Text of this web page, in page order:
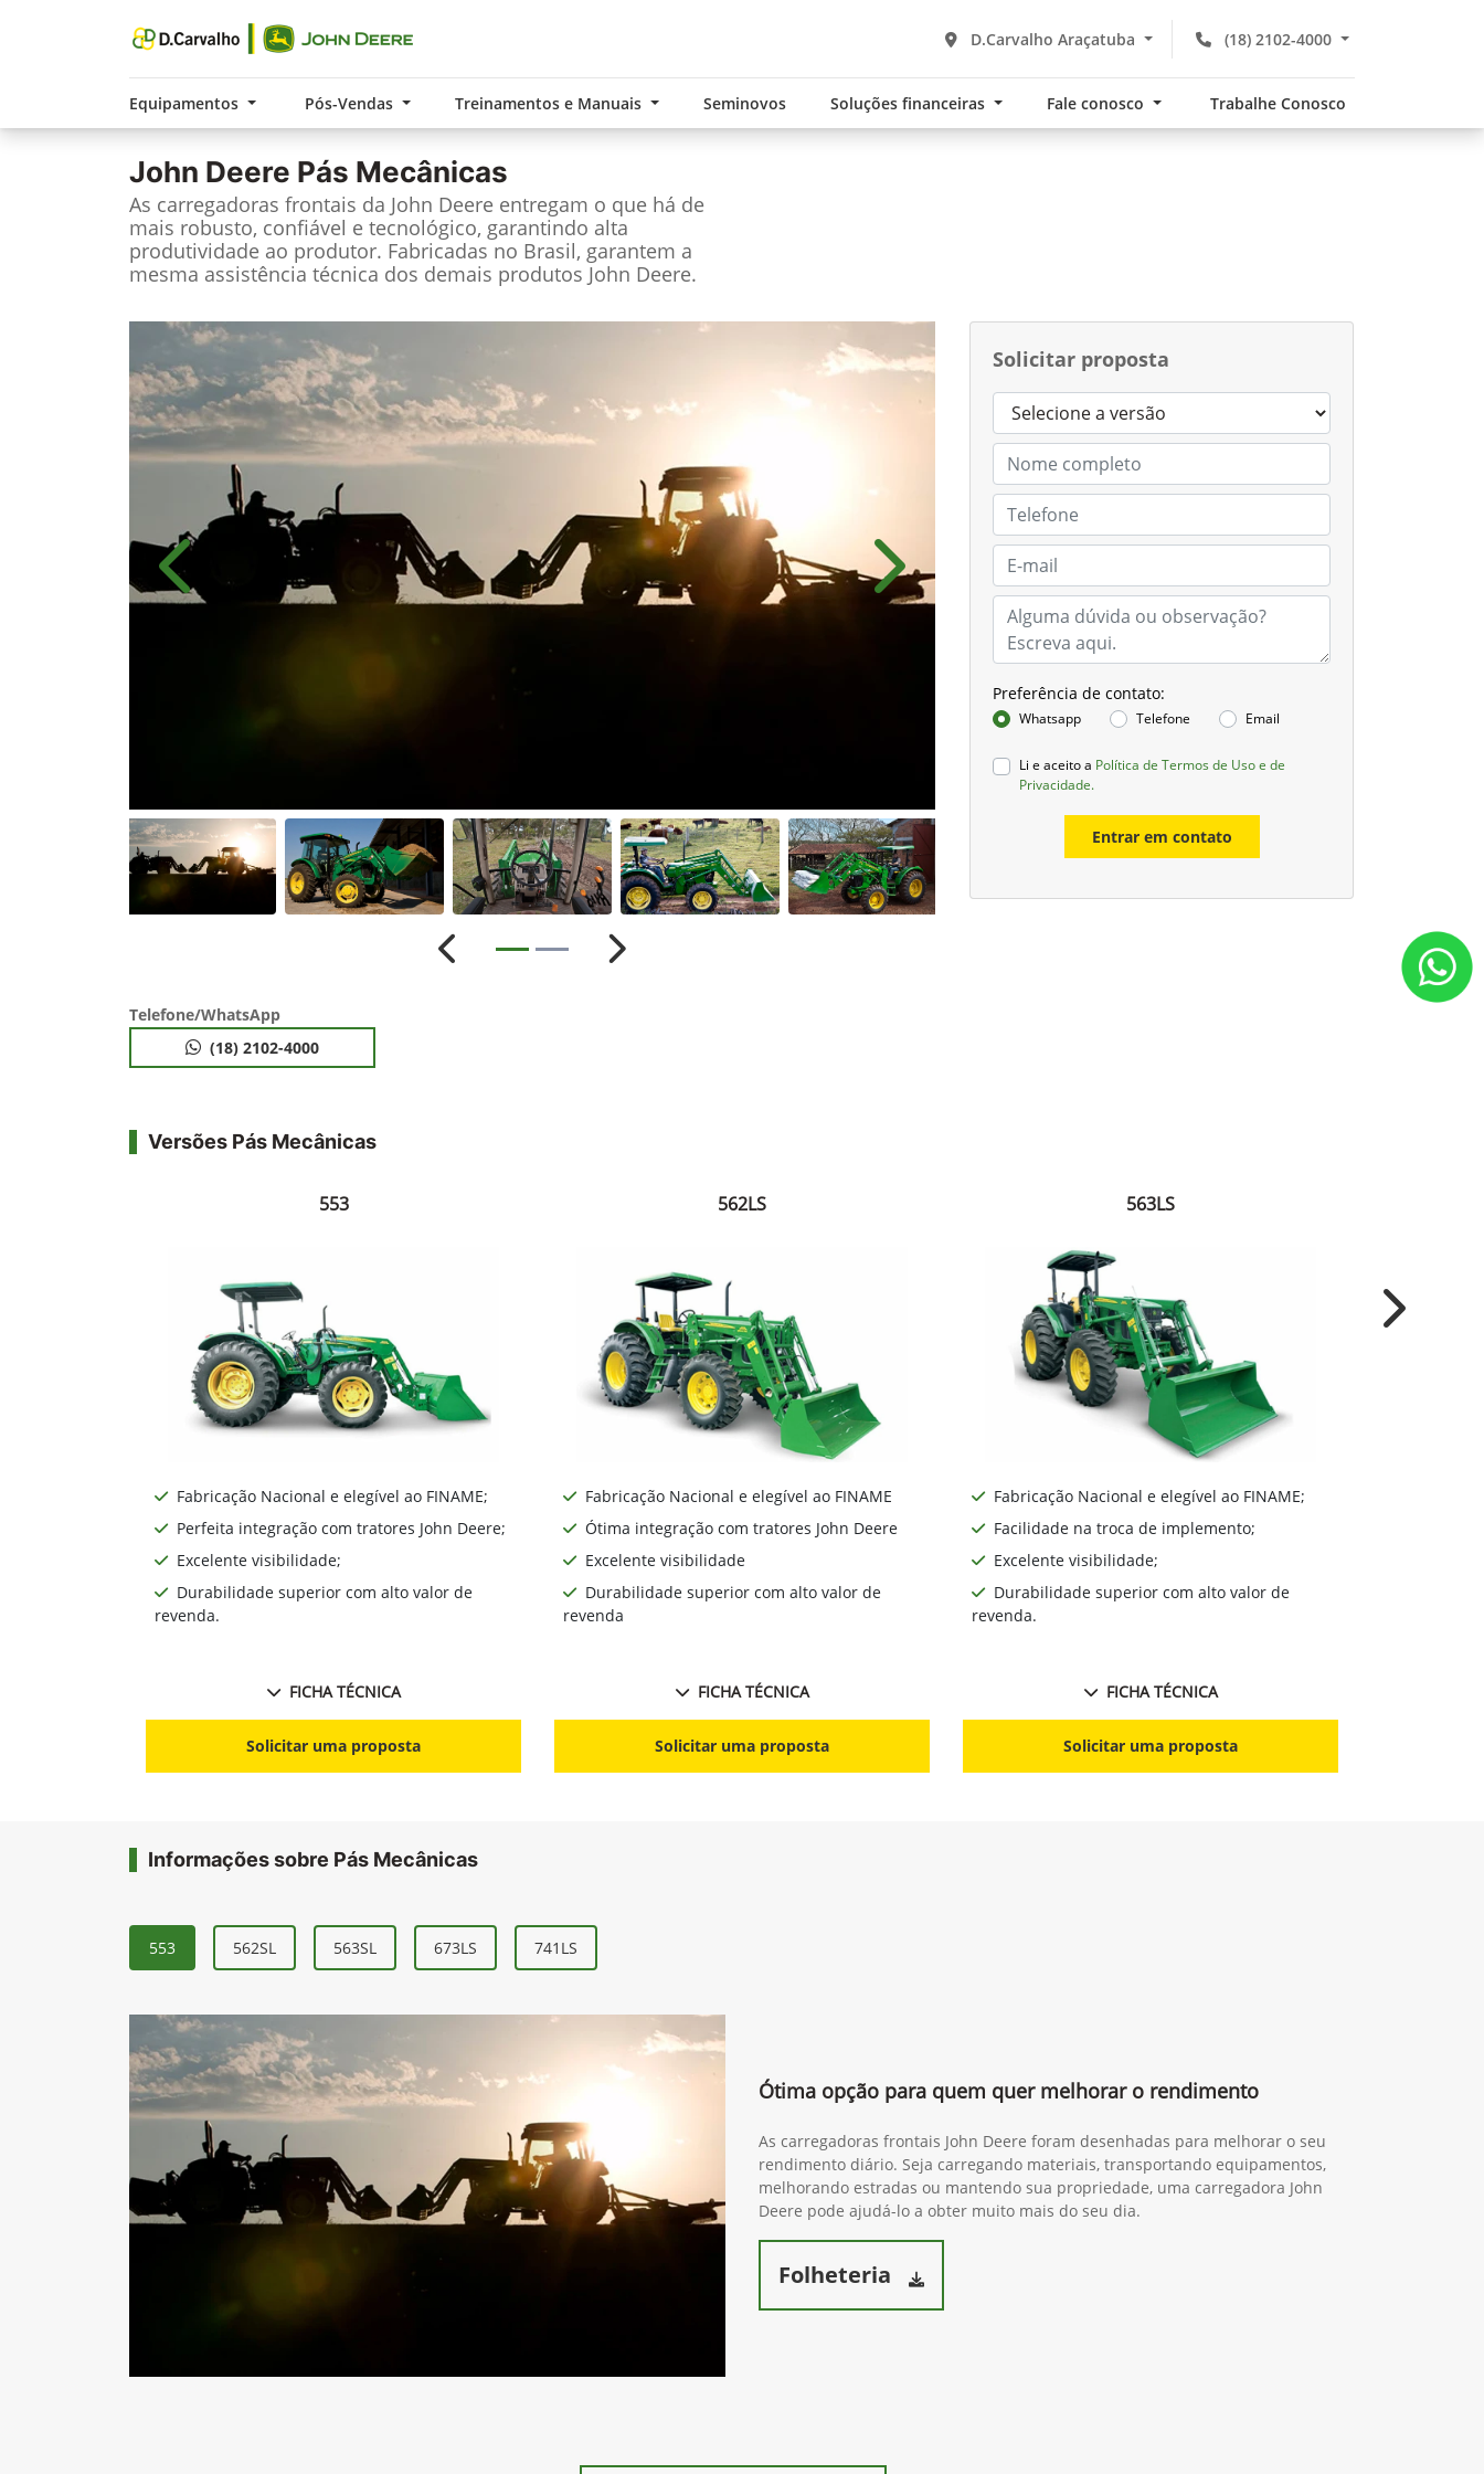
(18) 2102-4000
D.Carvalho Araçatuba
Equipamentos Pós-Vendas Treinamentos e Manuais Seminovos Soluções financeiras Fale conosco Trabalhe Conosco
John Deere Pás Mecânicas
As carregadoras frontais da John Deere entregam o que há de
mais robusto, confiável e tecnológico, garantindo alta
produtividade ao produtor. Fabricadas no Brasil, garantem a
mesma assistência técnica dos demais produtos John Deere.
Solicitar proposta
Preferência de contato:
Whatsapp Telefone Email
Li e aceito a Política de Termos de Uso e de
Privacidade.
Entrar em contato
Anterior Próximo
Anterior Próximo
Telefone/WhatsApp
(18) 2102-4000
Versões Pás Mecânicas
553
Fabricação Nacional e elegível ao FINAME;
Perfeita integração com tratores John Deere;
Excelente visibilidade;
Durabilidade superior com alto valor de
revenda.
FICHA TÉCNICA
Solicitar uma proposta
562LS
Fabricação Nacional e elegível ao FINAME
Ótima integração com tratores John Deere
Excelente visibilidade
Durabilidade superior com alto valor de
revenda
FICHA TÉCNICA
Solicitar uma proposta
563LS
Fabricação Nacional e elegível ao FINAME;
Facilidade na troca de implemento;
Excelente visibilidade;
Durabilidade superior com alto valor de
revenda.
FICHA TÉCNICA
Solicitar uma proposta
Next
Informações sobre Pás Mecânicas
553 562SL 563SL 673LS 741LS
Ótima opção para quem quer melhorar o rendimento
As carregadoras frontais John Deere foram desenhadas para melhorar o seu
rendimento diário. Seja carregando materiais, transportando equipamentos,
melhorando estradas ou mantendo sua propriedade, uma carregadora John
Deere pode ajudá-lo a obter muito mais do seu dia.
Folheteria